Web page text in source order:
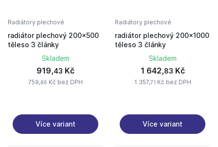
Radiátory plechové
radiátor plechový 200x500
těleso 3 články
Skladem
919,43 Kč
759,86 Kč bez DPH
Více variant
Radiátory plechové
radiátor plechový 200x1000
těleso 3 články
Skladem
1 642,83 Kč
1 357,71 Kč bez DPH
Více variant